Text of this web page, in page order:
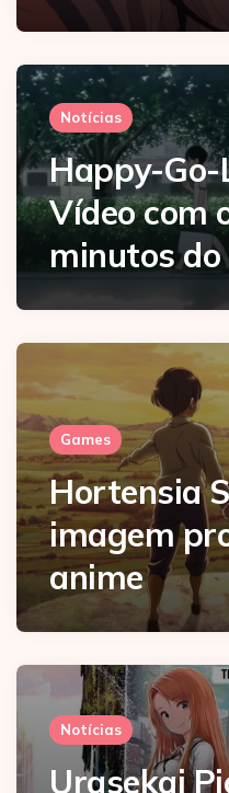
Notícias
Happy-Go-
Vídeo com
minutos
Games
Hortensia
imagem
anime
Notícias
Urasekai